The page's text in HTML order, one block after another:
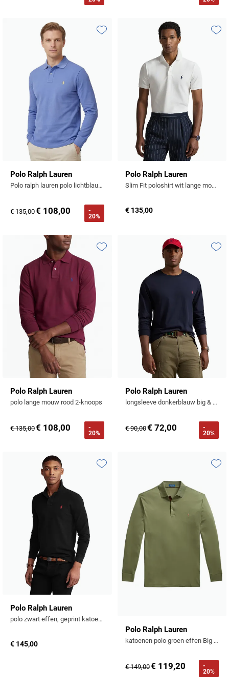
Seidensticker
State of Art
Tommy Hilfiger
Vanguard
Reset
Roy Robson
Schiesser
Seidensticker
Slater
State of Art
Superdry
Tommy Hilfiger
Tramarossa
UBR
Vanguard
William Lockie
Alle Merken
Polo Ralph Lauren
Polo ralph lauren polo lichtblauw katoen effen
€ 135,00€ 108,00
-
20%
Toevoegen aan favorieten
Polo Ralph Lauren
Slim Fit poloshirt wit lange mouw
€ 135,00
Polo Ralph Lauren
polo lange mouw rood 2-knoops
€ 135,00€ 108,00
-
20%
Toevoegen aan favorieten
Polo Ralph Lauren
longsleeve donkerblauw big & tall
€ 90,00€ 72,00
-
20%
Polo Ralph Lauren
polo zwart effen, geprint katoen slim fit
€ 145,00
Polo Ralph Lauren
katoenen polo groen effen Big & Tall
€ 149,00€ 119,20
-
20%